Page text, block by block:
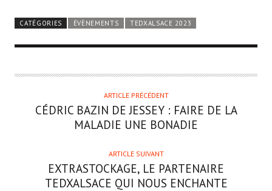
CATÉGORIES ÉVÈNEMENTS TEDXALSACE 2023
ARTICLE PRÉCÉDENT
CÉDRIC BAZIN DE JESSEY: FAIRE DE LA
MALADIE UNE BONADIE
ARTICLE SUIVANT
EXTRASTOCKAGE, LE PARTENAIRE
TEDXALSACE QUI NOUS ENCHANTE